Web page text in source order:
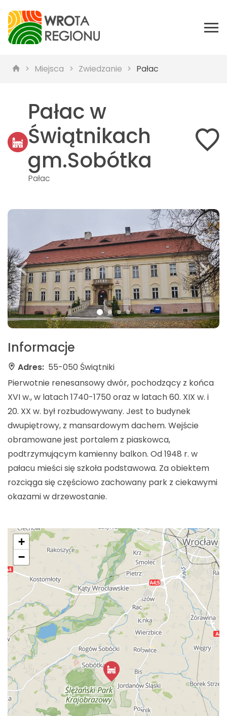
Miejsca Zwiedzanie Pałac
Pałac w
Świątnikach
gm.Sobótka
Pałac
Informacje
Adres: 55-050 Świątniki
Pierwotnie renesansowy dwór, pochodzący z końca
XVI w., w latach 1740-1750 oraz w latach 60. XIX w. i
20. XX w. był rozbudowywany. Jest to budynek
dwupiętrowy, z mansardowym dachem. Wejście
obramowane jest portalem z piaskowca,
podtrzymującym kamienny balkon. Od 1948 r. w
pałacu mieści się szkoła podstawowa. Za obiektem
rozciąga się częściowo zachowany park z ciekawymi
okazami w drzewostanie.
+
−